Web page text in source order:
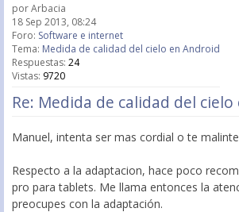
porArbacia
18 Sep 2013, 08:24
Foro: Software e internet
Tema: Medida de calidad del cielo en Android
Respuestas: 24
Vistas: 9720
Re: Medida de calidad del
Manuel, intenta ser mas cordial o te
Respecto a la adaptacion, hace poco
pro para tablets. Me llama entonces la
preocupes con la adaptación.